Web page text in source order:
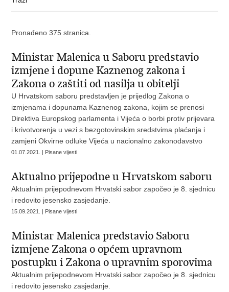
Pronađeno 375 stranica.
Ministar Malenica u Saboru predstavio
izmjene i dopune Kaznenog zakona i
Zakona o zaštiti od nasilja u obitelji
U Hrvatskom saboru predstavljen je prijedlog Zakona o
izmjenama i dopunama Kaznenog zakona, kojim se prenosi
Direktiva Europskog parlamenta i Vijeća o borbi protiv prijevara
i krivotvorenja u vezi s bezgotovinskim sredstvima plaćanja i
zamjeni Okvirne odluke Vijeća u nacionalno zakonodavstvo
01.07.2021. | Pisane vijesti
Aktualno prijepodne u Hrvatskom saboru
Aktualnim prijepodnevom Hrvatski sabor započeo je 8. sjednicu
i redovito jesensko zasjedanje.
15.09.2021. | Pisane vijesti
Ministar Malenica predstavio Saboru
izmjene Zakona o općem upravnom
postupku i Zakona o upravnim sporovima
Aktualnim prijepodnevom Hrvatski sabor započeo je 8. sjednicu
i redovito jesensko zasjedanje.